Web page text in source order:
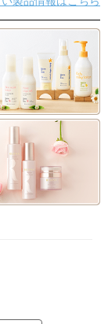
ベース